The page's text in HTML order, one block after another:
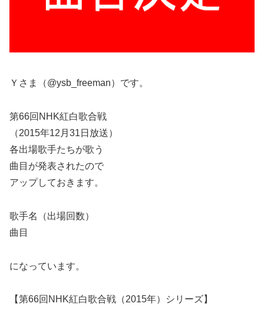
Ｙさま（@ysb_freeman）です。
第66回NHK紅白歌合戦
（2015年12月31日放送）
各出場歌手たちが歌う
曲目が発表されたので
アップしておきます。
歌手名（出場回数）
曲目
になっています。
【第66回NHK紅白歌合戦（2015年）シリーズ】